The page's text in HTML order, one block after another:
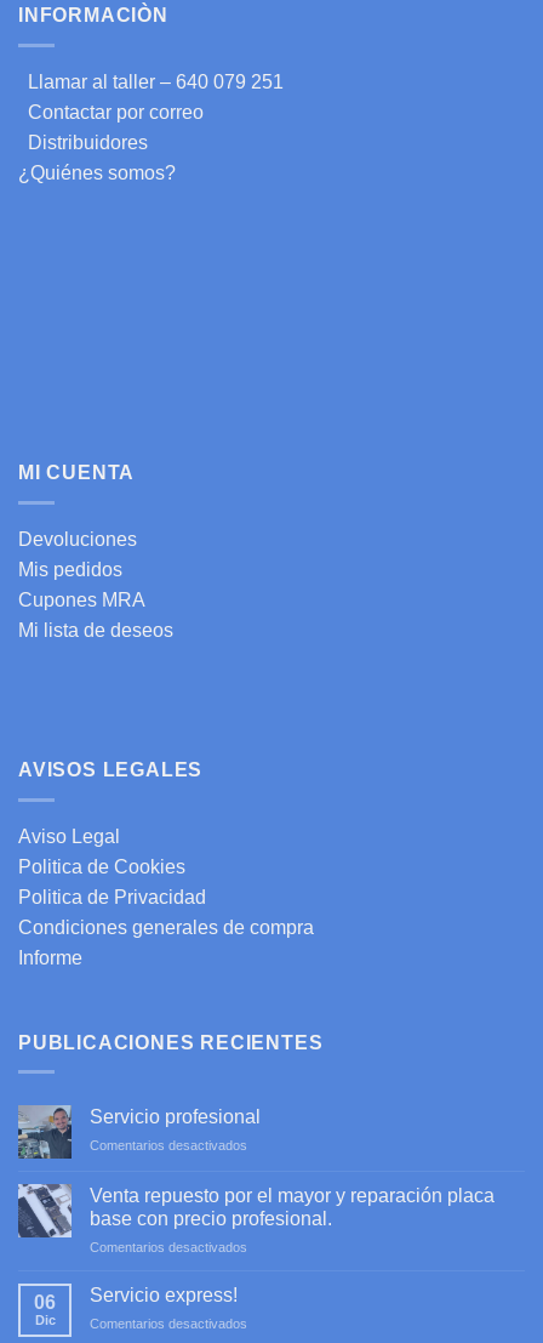
INFORMACIÒN
Llamar al taller – 640 079 251
Contactar por correo
Distribuidores
¿Quiénes somos?
MI CUENTA
Devoluciones
Mis pedidos
Cupones MRA
Mi lista de deseos
AVISOS LEGALES
Aviso Legal
Politica de Cookies
Politica de Privacidad
Condiciones generales de compra
Informe
PUBLICACIONES RECIENTES
Servicio profesional
Comentarios desactivados
profesional
Venta repuesto por el mayor y reparación placa
base con precio profesional.
Comentarios desactivados
06
Dic
Servicio express!
Comentarios desactivados